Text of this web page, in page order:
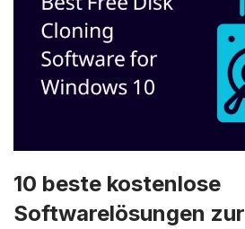
10 beste kostenlose
Softwarelösungen zur